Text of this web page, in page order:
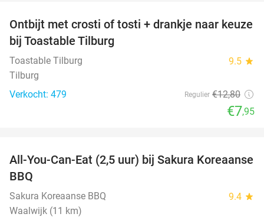
38%
Ontbijt met crosti of tosti + drankje naar keuze
bij Toastable Tilburg
Toastable Tilburg 9.5 star
Tilburg
Verkocht: 479
Regulier €12,80
€7,95
19%
All-You-Can-Eat (2,5 uur) bij Sakura Koreaanse
BBQ
Sakura Koreaanse BBQ 9.4 star
Waalwijk (11 km)